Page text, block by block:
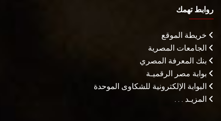
روابط تهمك
خريطة الموقع
الجامعات المصرية
بنك المعرفة المصري
بوابة مصر الرقميـة
البوابة الإلكترونية للشكاوى الموحدة
المزيـد . . .